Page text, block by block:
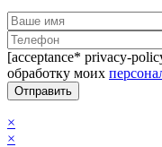
[acceptance* privacy-
обработку моих
×
×